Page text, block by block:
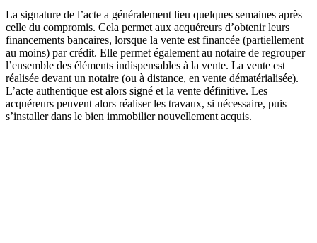
La signature de l’acte a généralement lieu quelques semaines après
celle du compromis. Cela permet aux acquéreurs d’obtenir leurs
financements bancaires, lorsque la vente est financée (partiellement
au moins) par crédit. Elle permet également au notaire de regrouper
l’ensemble des éléments indispensables à la vente. La vente est
réalisée devant un notaire (ou à distance, en vente dématérialisée).
L’acte authentique est alors signé et la vente définitive. Les
acquéreurs peuvent alors réaliser les travaux, si nécessaire, puis
s’installer dans le bien immobilier nouvellement acquis.